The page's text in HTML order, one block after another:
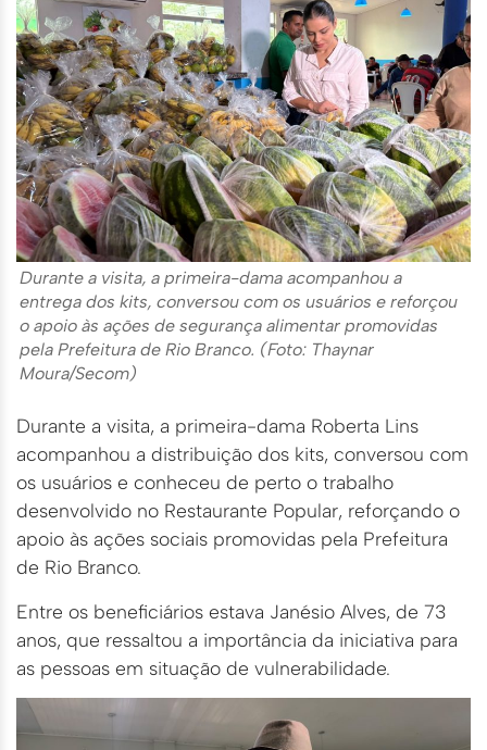
Durante a visita, a primeira-dama acompanhou a
entrega dos kits, conversou com os usuários e reforçou
o apoio às ações de segurança alimentar promovidas
pela Prefeitura de Rio Branco. (Foto: Thaynar
Moura/Secom)
Durante a visita, a primeira-dama Roberta Lins
acompanhou a distribuição dos kits, conversou com
os usuários e conheceu de perto o trabalho
desenvolvido no Restaurante Popular, reforçando o
apoio às ações sociais promovidas pela Prefeitura
de Rio Branco.
Entre os beneficiários estava Janésio Alves, de 73
anos, que ressaltou a importância da iniciativa para
as pessoas em situação de vulnerabilidade.